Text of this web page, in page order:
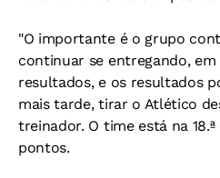
"O importante é o grupo
continuar se entregando,
resultados, e os resultados
mais tarde, tirar o Atlético
treinador. O time está na
pontos.